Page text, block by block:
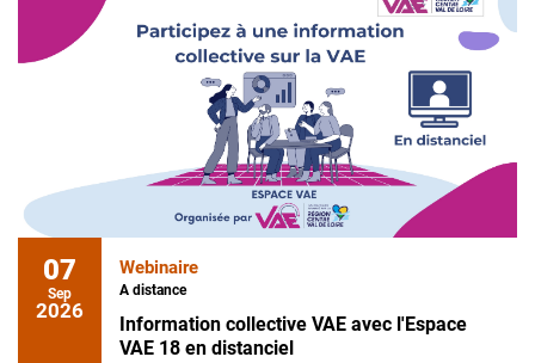
07
Sep
2026
Webinaire
A distance
Information collective VAE avec l'Espace
VAE 18 en distanciel